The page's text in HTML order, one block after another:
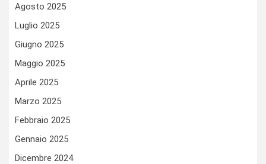
Agosto 2025
Luglio 2025
Giugno 2025
Maggio 2025
Aprile 2025
Marzo 2025
Febbraio 2025
Gennaio 2025
Dicembre 2024